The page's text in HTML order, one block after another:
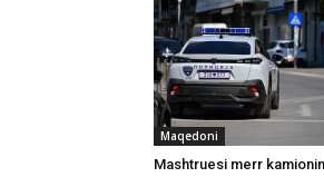
Maqedoni
Mashtruesi merr